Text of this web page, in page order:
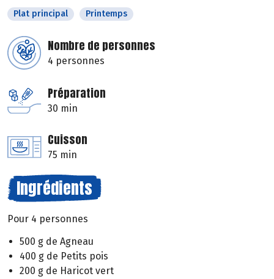
Plat principal Printemps
Nombre de personnes
4 personnes
Préparation
30 min
Cuisson
75 min
Ingrédients
Pour 4 personnes
500 g de Agneau
400 g de Petits pois
200 g de Haricot vert